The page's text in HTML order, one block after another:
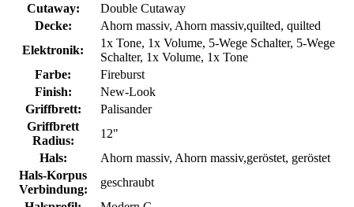
Cutaway:
Double Cutaway
Decke:
Ahorn massiv, Ahorn massiv,quilted, quilted
Elektronik:
1x Tone, 1x Volume, 5-Wege Schalter, 5-Wege
Schalter, 1x Volume, 1x Tone
Farbe:
Fireburst
Finish:
New-Look
Griffbrett:
Palisander
Griffbrett
Radius:
12"
Hals:
Ahorn massiv, Ahorn massiv,geröstet, geröstet
Hals-Korpus
Verbindung:
geschraubt